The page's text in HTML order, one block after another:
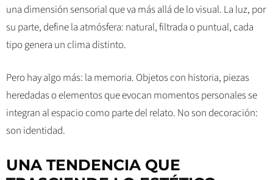
una dimensión sensorial que va más allá de lo visual. La luz, por
su parte, define la atmósfera: natural, filtrada o puntual, cada
tipo genera un clima distinto.
Pero hay algo más: la memoria. Objetos con historia, piezas
heredadas o elementos que evocan momentos personales se
integran al espacio como parte del relato. No son decoración:
son identidad.
UNA TENDENCIA QUE